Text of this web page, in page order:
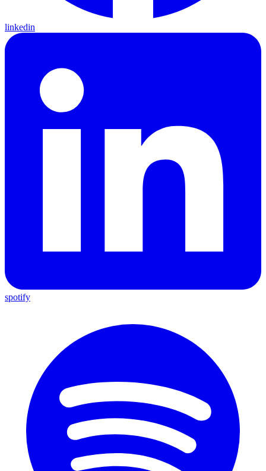
linkedin
spotify